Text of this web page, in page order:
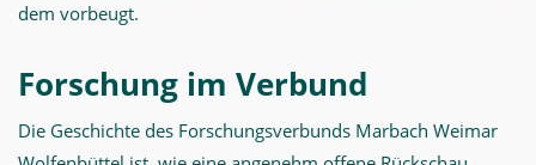
dem vorbeugt.
Forschung im Verbund
Die Geschichte des Forschungsverbunds Marbach Weimar